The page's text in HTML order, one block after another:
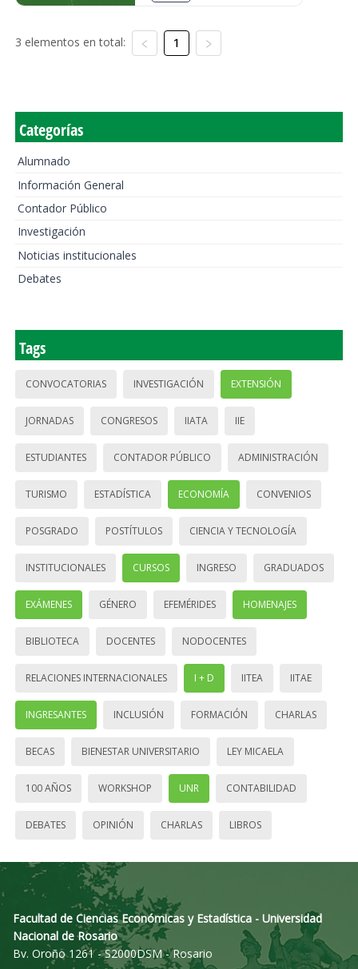
3 elementos en total: 1
Categorías
Alumnado
Información General
Contador Público
Investigación
Noticias institucionales
Debates
Tags
CONVOCATORIAS INVESTIGACIÓN EXTENSIÓN
JORNADAS CONGRESOS IIATA IIE
ESTUDIANTES CONTADOR PÚBLICO ADMINISTRACIÓN
TURISMO ESTADÍSTICA ECONOMÍA CONVENIOS
POSGRADO POSTÍTULOS CIENCIA Y TECNOLOGÍA
INSTITUCIONALES CURSOS INGRESO GRADUADOS
EXÁMENES GÉNERO EFEMÉRIDES HOMENAJES
BIBLIOTECA DOCENTES NODOCENTES
RELACIONES INTERNACIONALES I + D IITEA IITAE
INGRESANTES INCLUSIÓN FORMACIÓN CHARLAS
BECAS BIENESTAR UNIVERSITARIO LEY MICAELA
100 AÑOS WORKSHOP UNR CONTABILIDAD
DEBATES OPINIÓN CHARLAS LIBROS
Facultad de Ciencias Económicas y Estadística - Universidad
Nacional de Rosario
Bv. Oroño 1261 - S2000DSM - Rosario